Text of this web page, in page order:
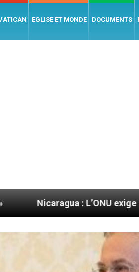
EGLISE ET MONDE DOCUMENTS
: L’ONU exige des nouvelles